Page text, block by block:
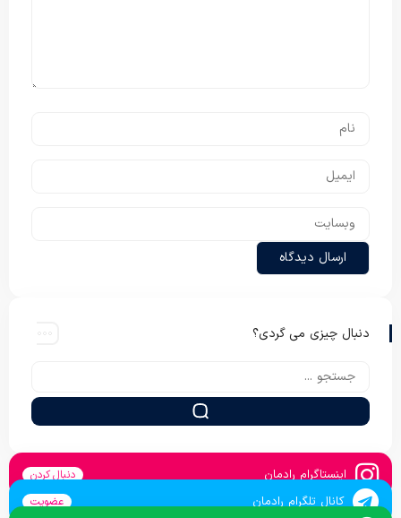
دنبال چیزی می گردی؟
اینستاگرام رادمان دنبال کردن
کانال تلگرام رادمان عضویت